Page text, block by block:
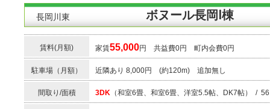
長岡川東 ボヌール長岡Ⅰ棟
賃料(月額) 家賃55,000円 共益費0円 町内会費0円
駐車場（月額） 近隣あり 8,000円 (約120m) 追加無し
間取り/面積 3DK （和室6畳、和室6畳、洋室5.5帖、DK7帖） /